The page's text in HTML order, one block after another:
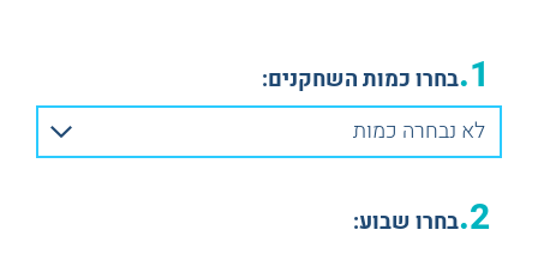
1. בחרו כמות השחקנים:
לא נבחרה כמות
2. בחרו שבוע: